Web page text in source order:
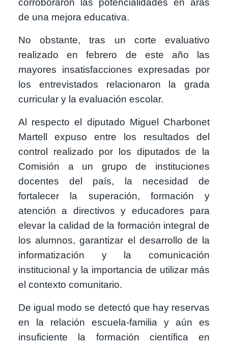
de una mejora educativa.
No obstante, tras un corte evaluativo
realizado en febrero de este año las
mayores insatisfacciones expresadas por
los entrevistados relacionaron la grada
curricular y la evaluación escolar.
Al respecto el diputado Miguel Charbonet
Martell expuso entre los resultados del
control realizado por los diputados de la
Comisión a un grupo de instituciones
docentes del país, la necesidad de
fortalecer la superación, formación y
atención a directivos y educadores para
elevar la calidad de la formación integral de
los alumnos, garantizar el desarrollo de la
informatización y la comunicación
institucional y la importancia de utilizar más
el contexto comunitario.
De igual modo se detectó que hay reservas
en la relación escuela-familia y aún es
insuficiente la formación científica en